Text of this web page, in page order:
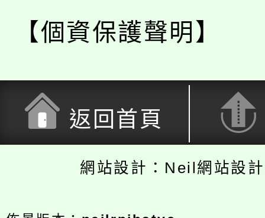
【個資保護聲明】
返回首頁
網站設計：Neil網站設